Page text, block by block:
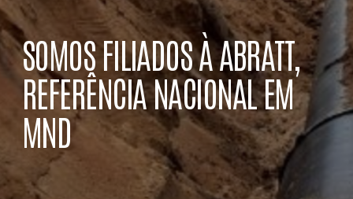
SOMOS FILIADOS À ABRATT,
REFERÊNCIA NACIONAL EM
MND